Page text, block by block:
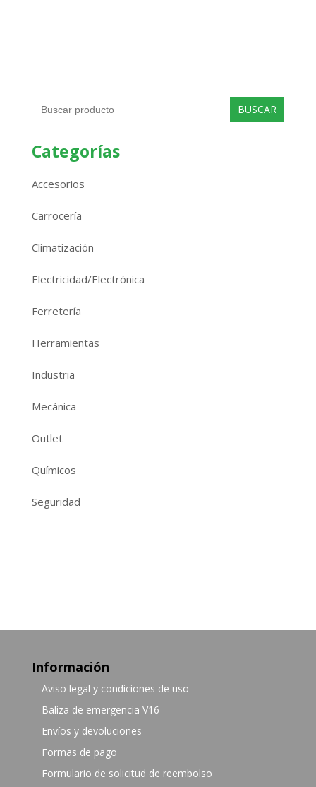
Buscar:
Categorías
Accesorios
Carrocería
Climatización
Electricidad/Electrónica
Ferretería
Herramientas
Industria
Mecánica
Outlet
Químicos
Seguridad
Información
Aviso legal y condiciones de uso
Baliza de emergencia V16
Envíos y devoluciones
Formas de pago
Formulario de solicitud de reembolso